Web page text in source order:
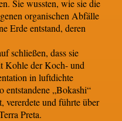
Sie wussten, wie sie die
organischen Abfälle
Erde entstand, deren
schließen, dass sie
Kohle der Koch- und
in luftdichte
entstandene „Bokashi“
vererdete und führte über
Preta.